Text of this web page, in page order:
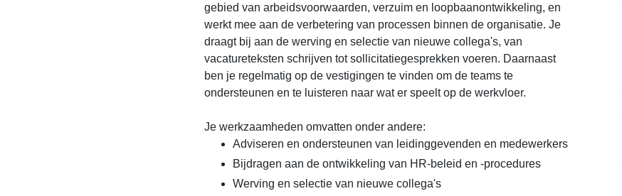
gebied van arbeidsvoorwaarden, verzuim en loopbaanontwikkeling, en
werkt mee aan de verbetering van processen binnen de organisatie. Je
draagt bij aan de werving en selectie van nieuwe collega's, van
vacatureteksten schrijven tot sollicitatiegesprekken voeren. Daarnaast
ben je regelmatig op de vestigingen te vinden om de teams te
ondersteunen en te luisteren naar wat er speelt op de werkvloer.
Je werkzaamheden omvatten onder andere:
Adviseren en ondersteunen van leidinggevenden en medewerkers
Bijdragen aan de ontwikkeling van HR-beleid en -procedures
Werving en selectie van nieuwe collega's